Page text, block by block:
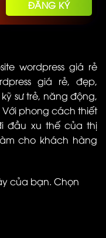
wordpress giá rẻ
giá rẻ, đẹp,
sư trẻ, năng động,
phong cách thiết
đầu xu thế của thị
cho khách hàng
của bạn. Chọn